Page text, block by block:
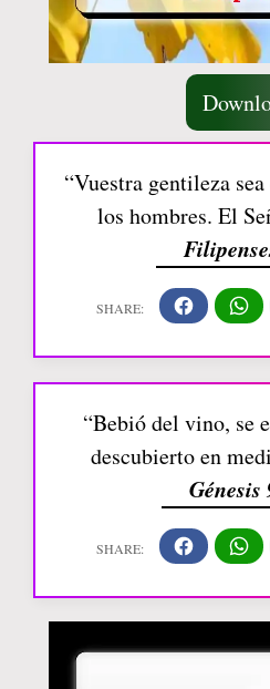
“Vuestra gentileza
los hombres. El
“Bebió del vino, se
descubierto en
Génesis